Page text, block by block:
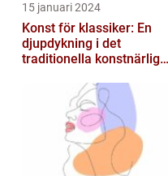
15 januari 2024
Konst för klassiker: En
djupdykning i det
traditionella konstnärliga